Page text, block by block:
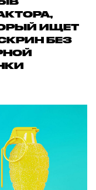
ИЩЕТ
БЕЗ